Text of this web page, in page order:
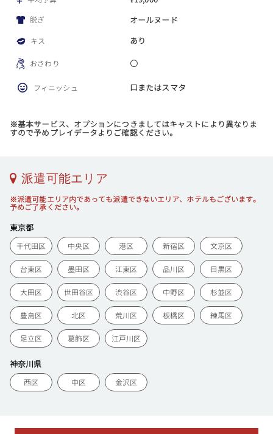
脱ぎ オールヌード
キス あり
おさわり 〇
フィニッシュ 口またはスマタ
※基本サービス、オプションにつきましてはキャストにより異なりま
すので予めプレイデータよりご確認ください。
派遣可能エリア
※派遣可能エリア内であっても派遣できないエリア、ホテルもございます。
予めご了承ください。
東京都
千代田区 中央区 港区 新宿区 文京区
台東区 墨田区 江東区 品川区 目黒区
大田区 世田谷区 渋谷区 中野区 杉並区
豊島区 北区 荒川区 板橋区 練馬区
足立区 葛飾区 江戸川区
神奈川県
西区 中区 金沢区